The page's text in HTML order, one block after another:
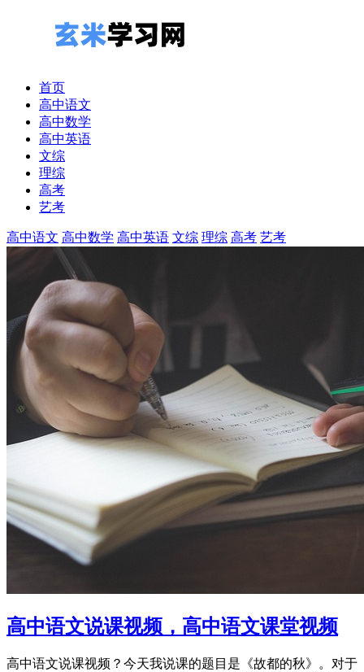
首页
高中语文
高中数学
高中英语
文综
理综
高考
艺考
高中语文 高中数学 高中英语 文综 理综 高考 艺考
高中语文说课视频，高中语文课堂视频
高中语文说课视频？今天我说课的题目是《故都的秋》。对于